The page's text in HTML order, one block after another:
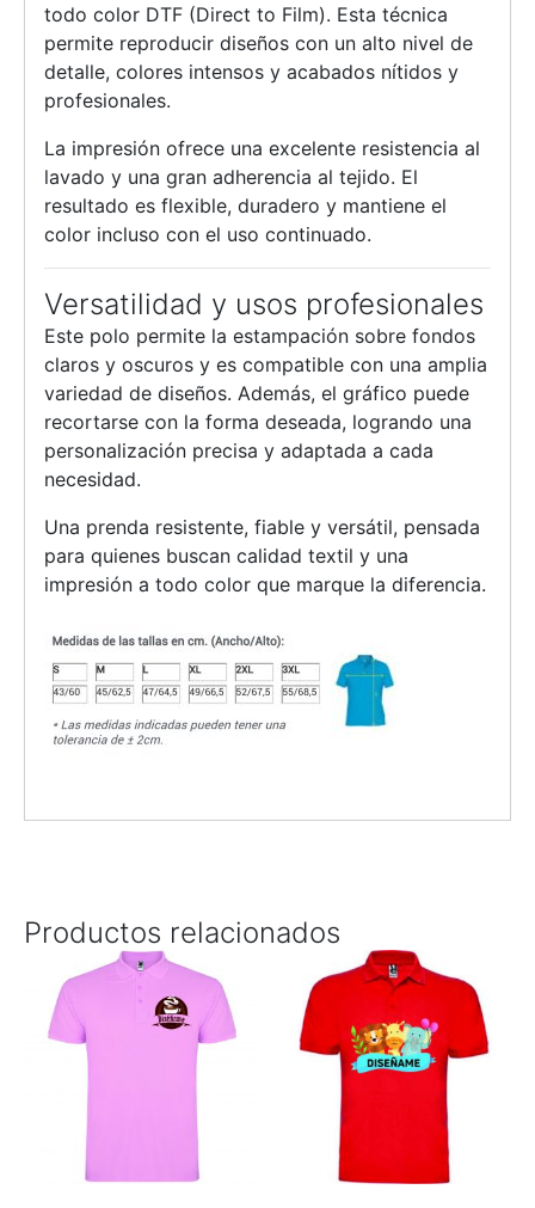
todo color DTF (Direct to Film). Esta técnica
permite reproducir diseños con un alto nivel de
detalle, colores intensos y acabados nítidos y
profesionales.
La impresión ofrece una excelente resistencia al
lavado y una gran adherencia al tejido. El
resultado es flexible, duradero y mantiene el
color incluso con el uso continuado.
Versatilidad y usos profesionales
Este polo permite la estampación sobre fondos
claros y oscuros y es compatible con una amplia
variedad de diseños. Además, el gráfico puede
recortarse con la forma deseada, logrando una
personalización precisa y adaptada a cada
necesidad.
Una prenda resistente, fiable y versátil, pensada
para quienes buscan calidad textil y una
impresión a todo color que marque la diferencia.
Productos relacionados